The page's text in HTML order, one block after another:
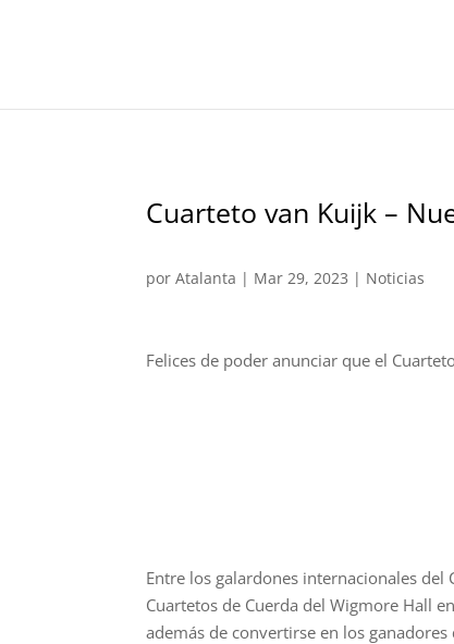
Cuarteto van Kuijk –
porAtalanta | Mar 29, 2023 | Noticias
Felices de poder anunciar que el
Entre los galardones internacionales
Cuartetos de Cuerda del Wigmore Hall
además de convertirse en los